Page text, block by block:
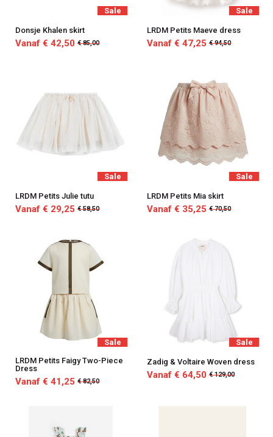
Sale
Donsje Khalen skirt
Vanaf € 42,50 € 85,00
Sale
LRDM Petits Maeve dress
Vanaf € 47,25 € 94,50
Sale
LRDM Petits Julie tutu
Vanaf € 29,25 € 58,50
Sale
LRDM Petits Mia skirt
Vanaf € 35,25 € 70,50
Sale
LRDM Petits Faigy Two-Piece
Dress
Vanaf € 41,25 € 82,50
Sale
Zadig & Voltaire Woven dress
Vanaf € 64,50 € 129,00